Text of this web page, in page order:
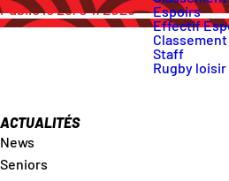
Espoirs
Effectif
Classement
Staff
Rugby loisir
Publié le 28/04/2025
ACTUALITÉS
News
Seniors